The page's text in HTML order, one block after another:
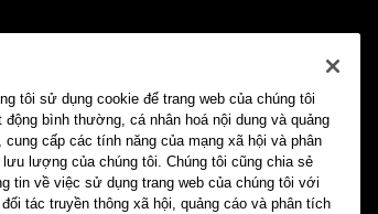
tôi sử dụng cookie để trang web của chúng tôi
động bình thường, cá nhân hoá nội dung và quảng
cung cấp các tính năng của mạng xã hội và phân
lượng của chúng tôi. Chúng tôi cũng chia sẻ
tin về việc sử dụng trang web của chúng tôi với
tác truyền thông xã hội, quảng cáo và phân tích